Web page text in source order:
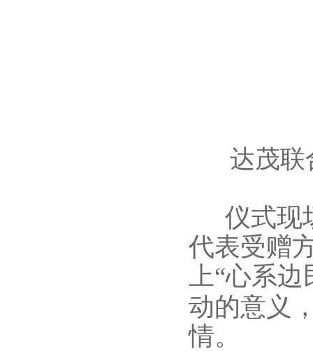
达茂联
仪式现
代表受赠
上“心系边
动的意义
情。